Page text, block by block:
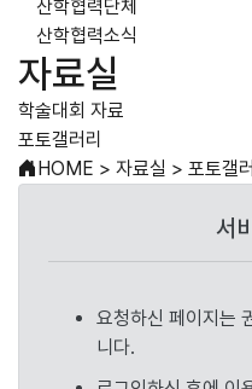
산학협력단체
산학협력소식
자료실
학술대회 자료
포토갤러리
HOME > 자료실 > 포토갤
서
요청하신 페이지는
니다.